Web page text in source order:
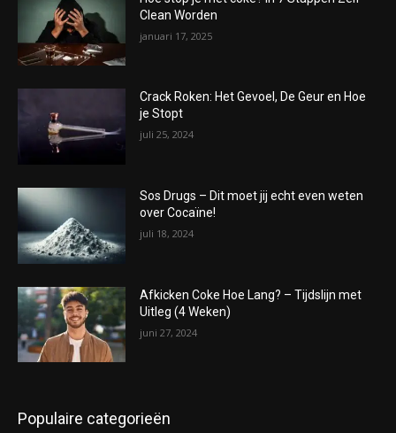
Clean Worden
januari 17, 2025
Crack Roken: Het Gevoel, De Geur en Hoe
je Stopt
juli 25, 2024
Sos Drugs – Dit moet jij echt even weten
over Cocaïne!
juli 18, 2024
Afkicken Coke Hoe Lang? – Tijdslijn met
Uitleg (4 Weken)
juni 27, 2024
Populaire categorieën